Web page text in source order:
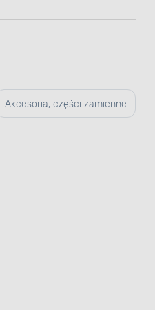
Akcesoria, części zamienne